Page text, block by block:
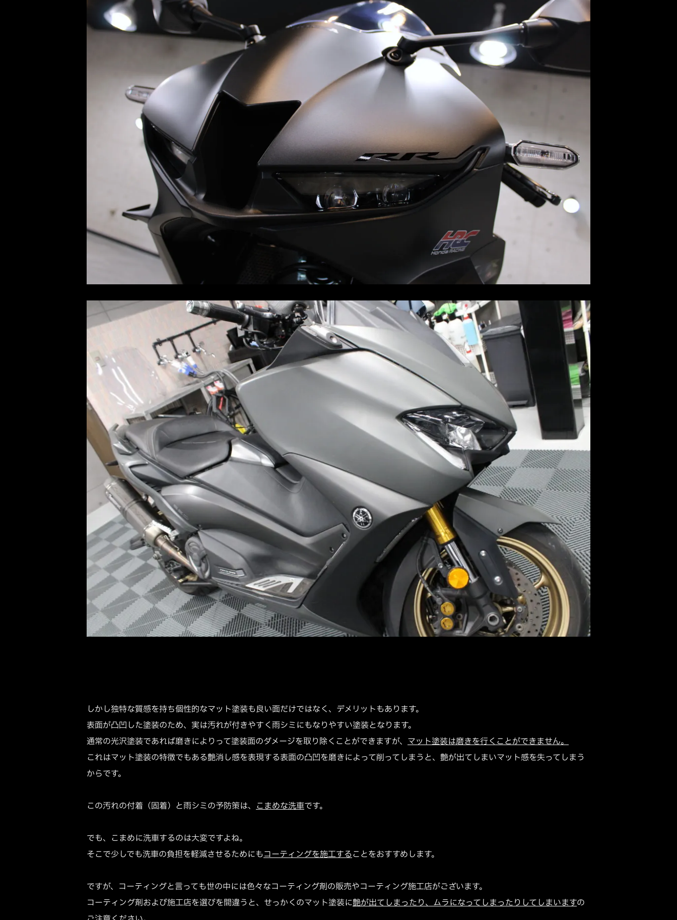
しかし独特な質感を持ち個性的なマット塗装も良い面だけではなく、デメリットもあります。
表面が凸凹した塗装のため、実は汚れが付きやすく雨シミにもなりやすい塗装となります。
通常の光沢塗装であれば磨きによりって塗装面のダメージを取り除くことができますが、 マット塗装は磨きを行くことができません。
これはマット塗装の特徴でもある艶消し感を表現する表面の凸凹を磨きによって削ってしまうと、艶が出てしまいマット感を失ってしまう
からです。
この汚れの付着（固着）と雨シミの予防策は、 こまめな洗車です。
でも、こまめに洗車するのは大変ですよね。
そこで少しでも洗車の負担を軽減させるためにも コーティングを施工する ことをおすすめします。
ですが、コーティングと言っても世の中には色々なコーティング剤の販売やコーティング施工店がございます。
コーティング剤および施工店を選びを間違うと、せっかくのマット塗装に艶が出てしまったり、ムラになってしまったりしてしまいますの